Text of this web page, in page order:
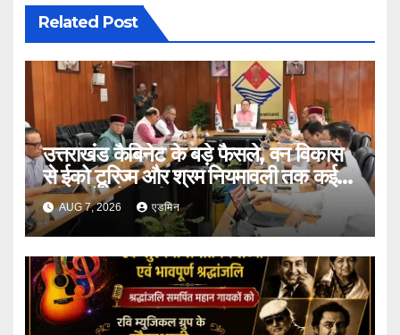
Related Post
उत्तराखंड कैबिनेट के बड़े फैसले, वन विकास
से ईको टूरिज्म और श्रम नियमावली तक कई
प्रस्तावों को मंजूरी
AUG 7, 2026 एडमिन